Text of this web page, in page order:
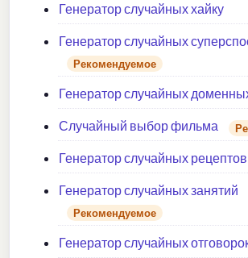
Генератор случайных хайку
Генератор случайных
Рекомендуемое
Генератор случайных
Случайный выбор фильма
Генератор случайных
Генератор случайных занятий
Рекомендуемое
Генератор случайных